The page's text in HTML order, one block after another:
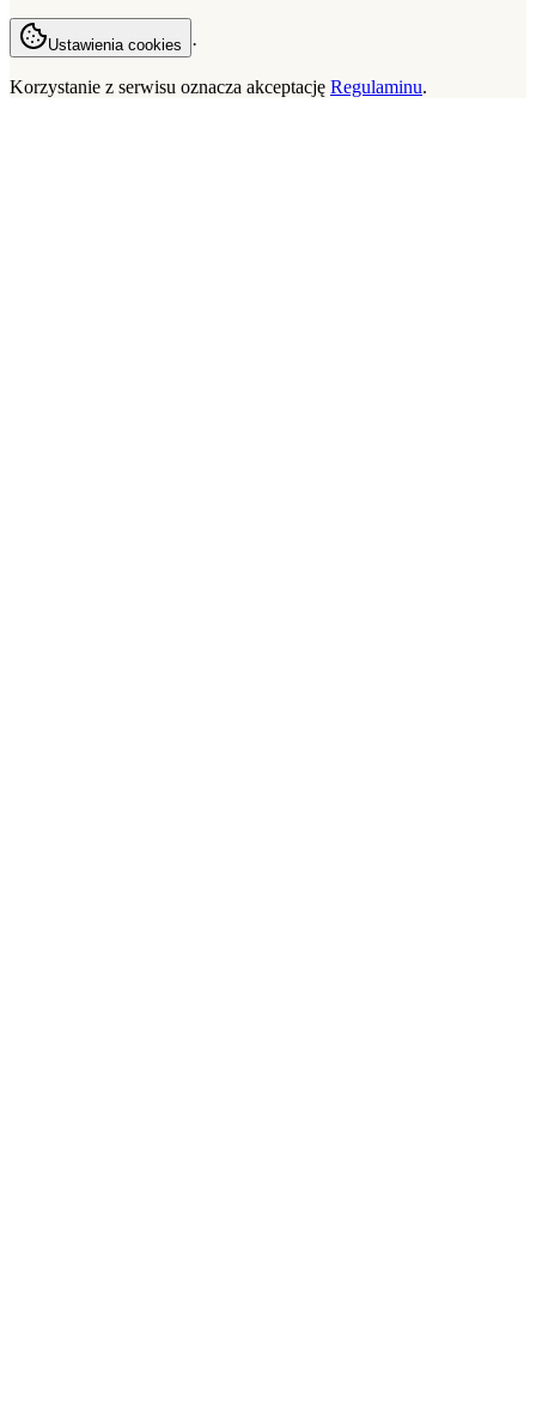
Ustawienia cookies ·
Korzystanie z serwisu oznacza akceptację Regulaminu.